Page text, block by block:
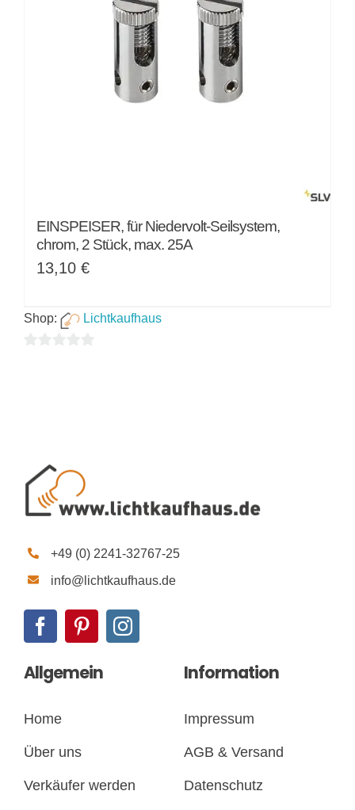
EINSPEISER, für Niedervolt-Seilsystem,
chrom, 2 Stück, max. 25A
13,10 €
Shop: Lichtkaufhaus
+49 (0) 2241-32767-25
info@lichtkaufhaus.de
Allgemein
Home
Über uns
Verkäufer werden
Information
Impressum
AGB & Versand
Datenschutz